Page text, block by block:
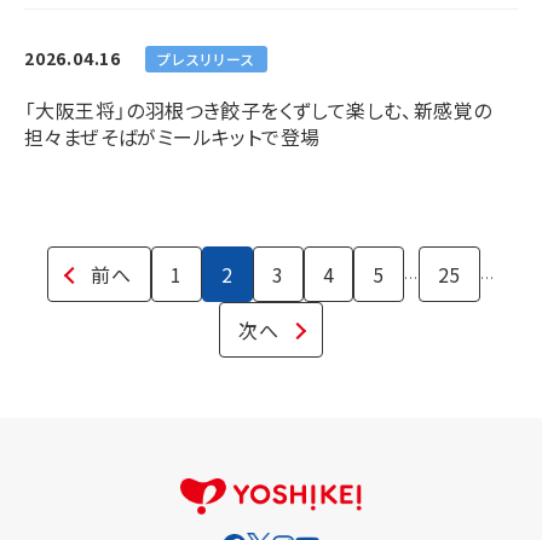
2026.04.16 プレスリリース
「大阪王将」の羽根つき餃子をくずして楽しむ、新感覚の
担々まぜそばがミールキットで登場
前へ 1 2 3 4 5 ... 25 ...
次へ